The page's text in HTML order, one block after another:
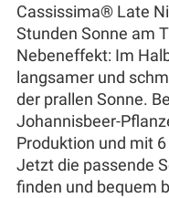
Cassissima® Late
Stunden Sonne am
Nebeneffekt: Im
langsamer und
der prallen Sonne.
Johannisbeer-
Produktion und mit
Jetzt die passende
finden und bequem